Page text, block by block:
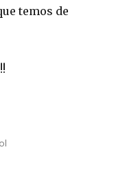
temos de